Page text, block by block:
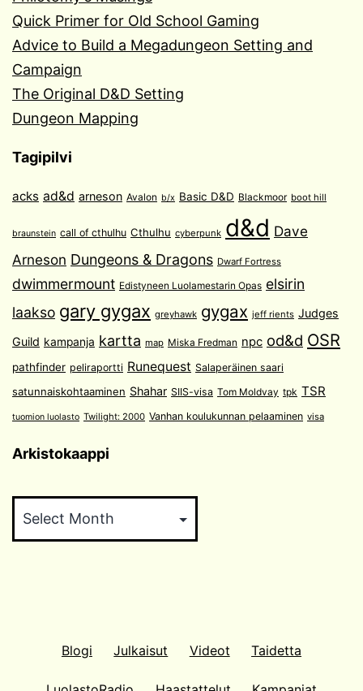
Quick Primer for Old School Gaming
Advice to Build a Megadungeon Setting and
Campaign
The Original D&D Setting
Dungeon Mapping
Tagipilvi
acks ad&d arneson Avalon b/x Basic D&D Blackmoor boot hill
braunstein call of cthulhu Cthulhu cyberpunk d&d Dave
Arneson Dungeons & Dragons Dwarf Fortress
dwimmermount Edistyneen Luolamestarin Opas elsirin
laakso gary gygax greyhawk gygax jeff rients Judges
Guild kampanja kartta map Miska Fredman npc od&d OSR
pathfinder peliraportti Runequest Salaperäinen saari
satunnaiskohtaaminen Shahar SIIS-visa Tom Moldvay tpk TSR
tuomion luolasto Twilight: 2000 Vanhan koulukunnan pelaaminen visa
Arkistokaappi
Blogi Julkaisut Videot Taidetta